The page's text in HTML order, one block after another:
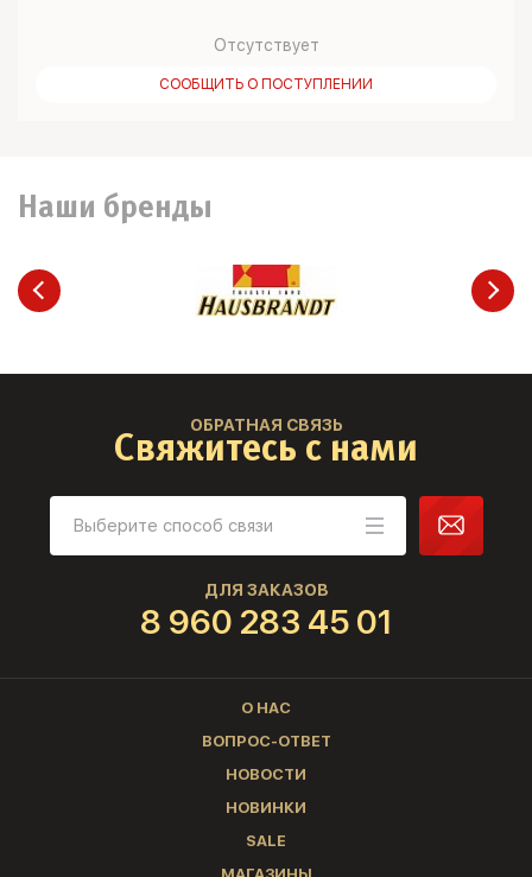
Отсутствует
СООБЩИТЬ О ПОСТУПЛЕНИИ
Наши бренды
ОБРАТНАЯ СВЯЗЬ
Свяжитесь с нами
ДЛЯ ЗАКАЗОВ
8 960 283 45 01
О НАС
ВОПРОС-ОТВЕТ
НОВОСТИ
НОВИНКИ
SALE